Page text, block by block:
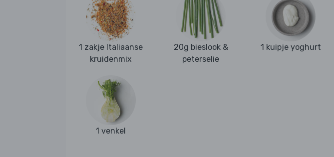
1 zakje Italiaanse
kruidenmix
20g bieslook &
peterselie
1 kuipje yoghurt
1 venkel